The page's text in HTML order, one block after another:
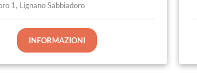
1, Lignano Sabbiadoro
INFORMAZIONI